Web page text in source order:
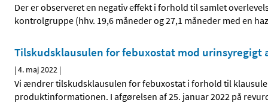
Der er observeret en negativ effekt i forhold til samlet
kontrolgruppe (hhv. 19,6 måneder og 27,1 måneder med en
Tilskudsklausulen for febuxostat mod urinsyregigt
|4. maj 2022 |
Vi ændrer tilskudsklausulen for febuxostat i forhold til
produktinformationen. I afgørelsen af 25. januar 2022 på